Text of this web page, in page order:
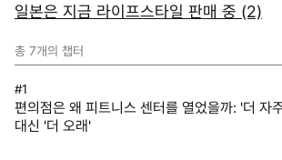
일본은 지금 라이프스타일 판매 중 (2)
총 7개의 챕터
#1
편의점은 왜 피트니스 센터를 열었을까: '더 자
대신 '더 오래'